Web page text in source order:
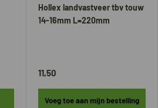
Hollex landvastveer tbv touw
14-16mm L=220mm
11,50
Voeg toe aan mijn bestelling